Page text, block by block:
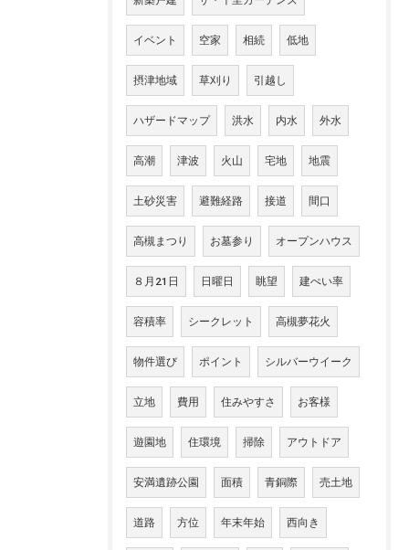
イベント 空家 相続 低地
摂津地域 草刈り 引越し
ハザードマップ 洪水 内水 外水
高潮 津波 火山 宅地 地震
土砂災害 避難経路 接道 間口
高槻まつり お墓参り オープンハウス
８月21日 日曜日 眺望 建ぺい率
容積率 シークレット 高槻夢花火
物件選び ポイント シルバーウイーク
立地 費用 住みやすさ お客様
遊園地 住環境 掃除 アウトドア
安満遺跡公園 面積 青銅際 売土地
道路 方位 年末年始 西向き